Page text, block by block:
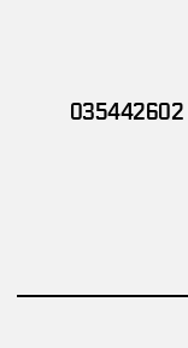
035442602